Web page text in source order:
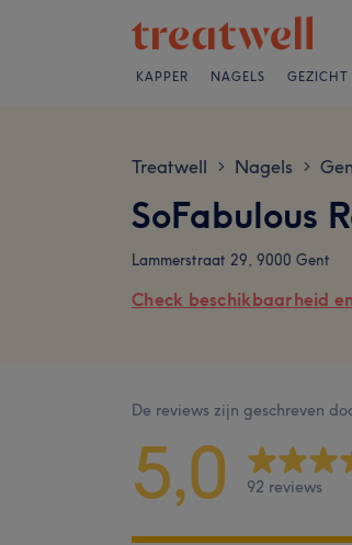
KAPPER NAGELS GEZICHT
Treatwell > Nagels >
SoFabulous
Lammerstraat 29, 9000 Gent
Check beschikbaarheid
De reviews zijn geschreven
5,0 92 reviews